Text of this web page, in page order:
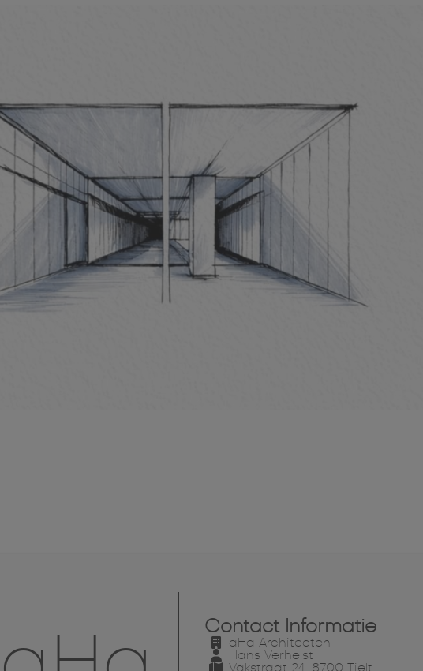
Contact Informatie
aHa Architecten
Hans Verhelst
Vakstraat 24, 8700 Tielt